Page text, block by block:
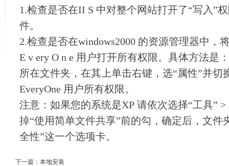
1.检查是否在II S 中对整个网站打开了“写入”
件。
2.检查是否在windows2000 的资源管理器中，
E v ery O n e 用户打开所有权限。具体方法是
所在文件夹，在其上单击右键，选“属性”并切
EveryOne 用户所有权限。
注意：如果您的系统是XP 请依次选择“工具” >
掉“使用简单文件共享”前的勾，确定后，文件
全性”这一个选项卡。
下一篇： 本地安装